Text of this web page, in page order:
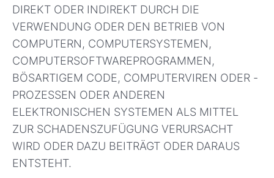
DIREKT ODER INDIREKT DURCH DIE
VERWENDUNG ODER DEN BETRIEB VON
COMPUTERN, COMPUTERSYSTEMEN,
COMPUTERSOFTWAREPROGRAMMEN,
BÖSARTIGEM CODE, COMPUTERVIREN ODER -
PROZESSEN ODER ANDEREN
ELEKTRONISCHEN SYSTEMEN ALS MITTEL
ZUR SCHADENSZUFÜGUNG VERURSACHT
WIRD ODER DAZU BEITRÄGT ODER DARAUS
ENTSTEHT.